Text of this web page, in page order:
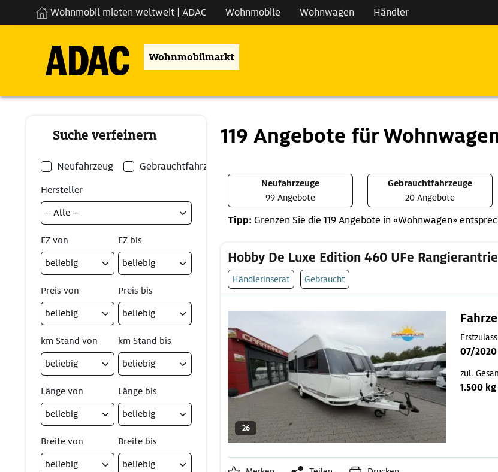
Wohnmobil mieten weltweit | ADAC Wohnmobile Wohnwagen Händler
Wohnmobilmarkt
119 Angebote für
Neufahrzeuge
99 Angebote
Gebrauchtfahrzeuge
20 Angebote
Tipp: Grenzen Sie die 119 Angebote in «Wohnwagen»
Hobby De Luxe Edition 460 UFe
Händlerinserat Gebraucht
26
07/2020
zul.
1.500 kg
Suche verfeinern
Neufahrzeug Gebrauchtfahrzeug
Hersteller
EZ von EZ bis
Preis von Preis bis
km Stand von km Stand bis
Länge von Länge bis
Breite von Breite bis